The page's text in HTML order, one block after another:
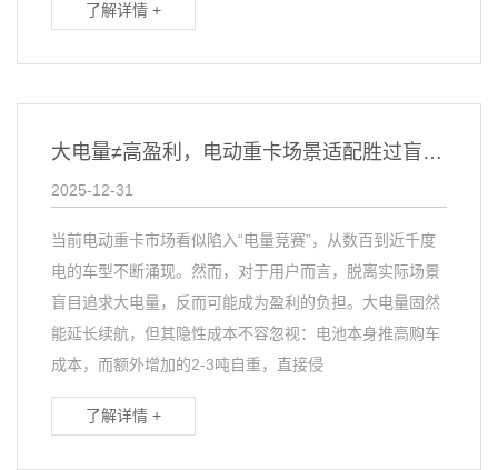
了解详情 +
大电量≠高盈利，电动重卡场景适配胜过盲目堆电量
2025-12-31
当前电动重卡市场看似陷入“电量竞赛”，从数百到近千度
电的车型不断涌现。然而，对于用户而言，脱离实际场景
盲目追求大电量，反而可能成为盈利的负担。大电量固然
能延长续航，但其隐性成本不容忽视：电池本身推高购车
成本，而额外增加的2-3吨自重，直接侵
了解详情 +